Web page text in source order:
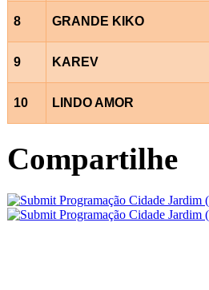
8 GRANDE KIKO
9 KAREV
10 LINDO AMOR
Compartilhe